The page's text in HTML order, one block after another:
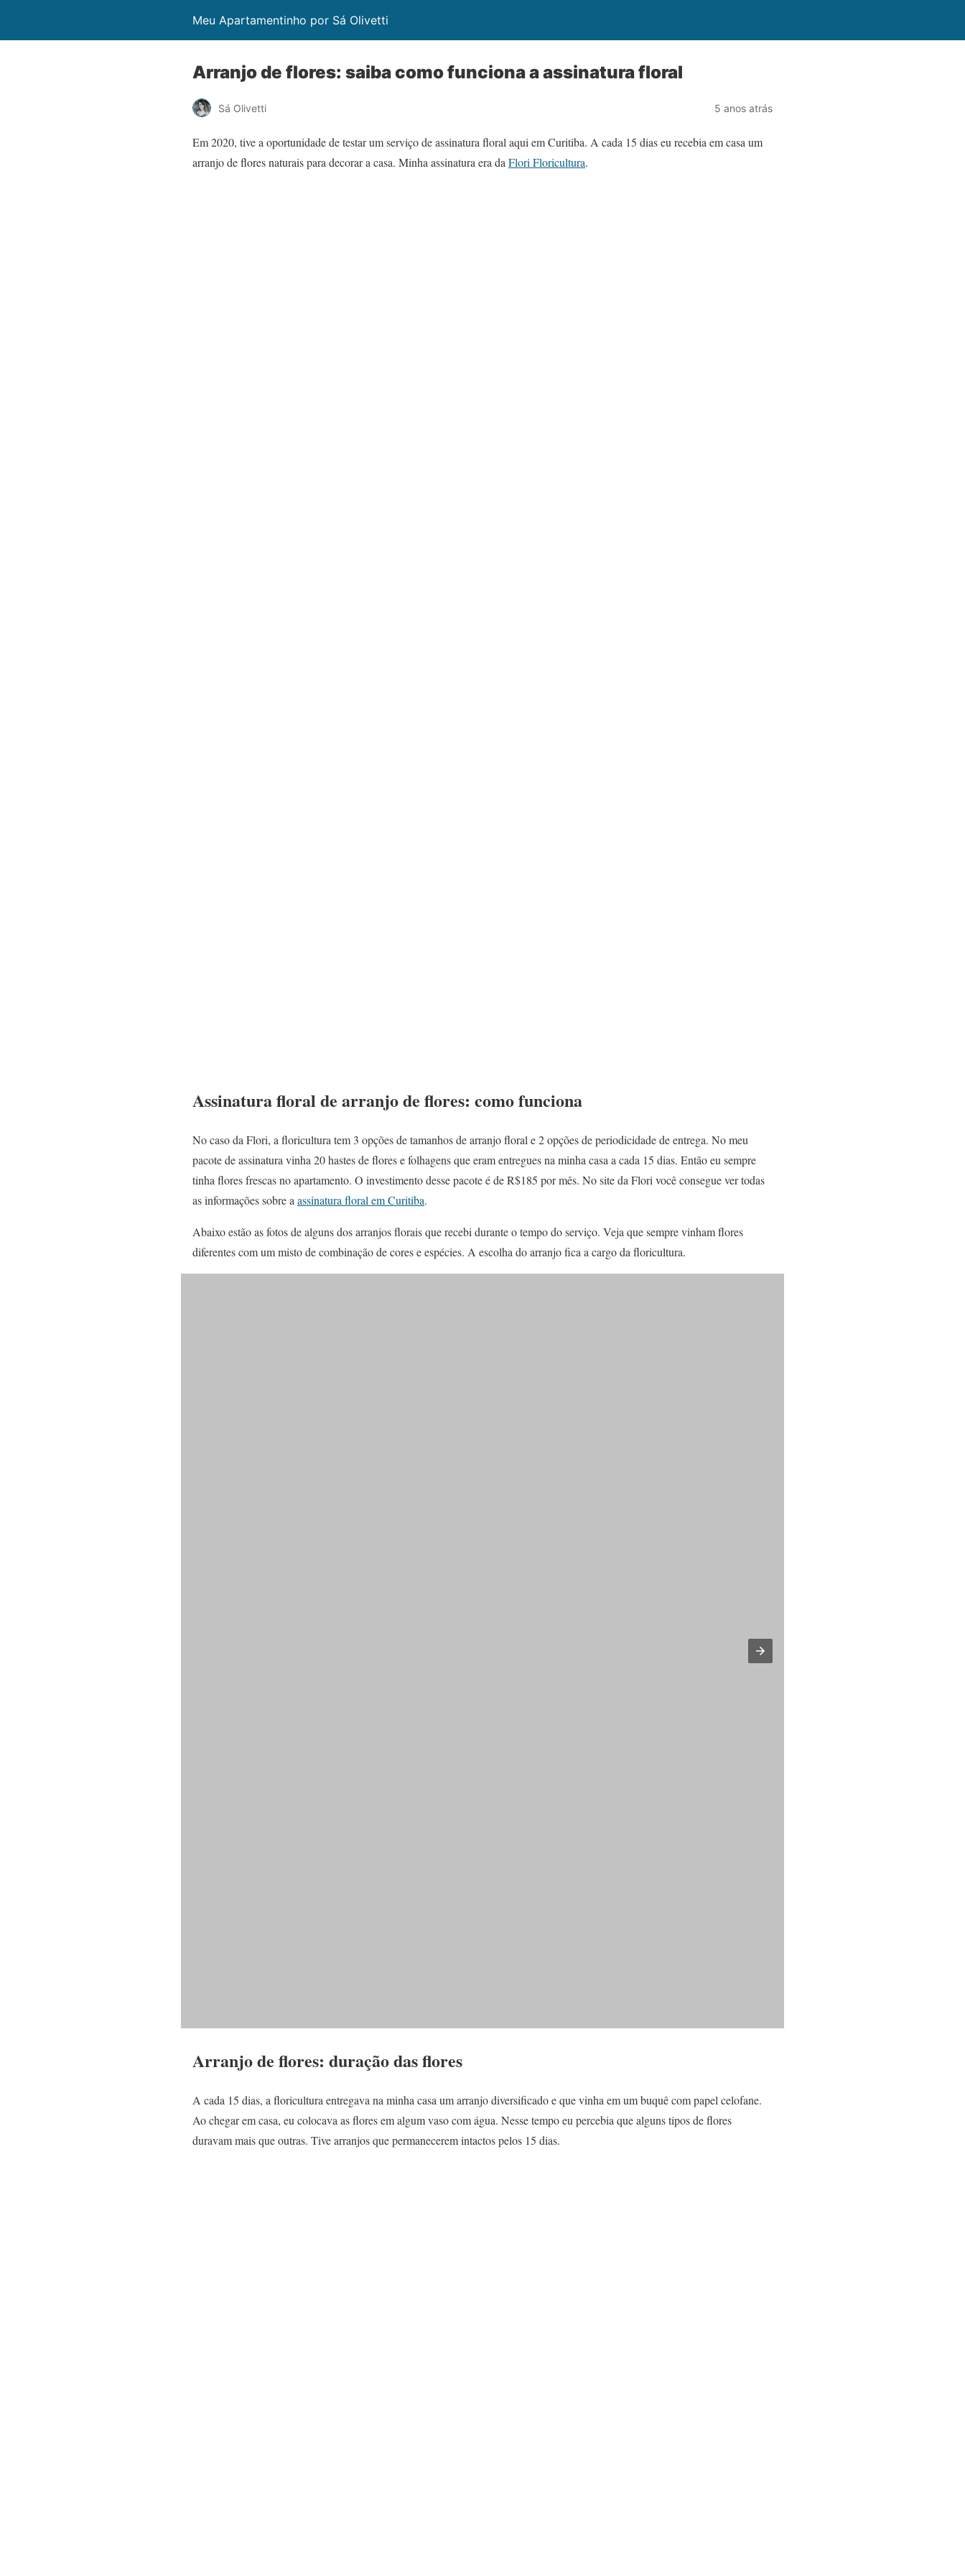
Meu Apartamentinho por Sá Olivetti
Arranjo de flores: saiba como funciona a assinatura floral
Sá Olivetti 5 anos atrás
Em 2020, tive a oportunidade de testar um serviço de assinatura floral aqui em Curitiba. A cada 15 dias eu recebia em casa um
arranjo de flores naturais para decorar a casa. Minha assinatura era da Flori Floricultura.
Assinatura floral de arranjo de flores: como funciona
No caso da Flori, a floricultura tem 3 opções de tamanhos de arranjo floral e 2 opções de periodicidade de entrega. No meu
pacote de assinatura vinha 20 hastes de flores e folhagens que eram entregues na minha casa a cada 15 dias. Então eu sempre
tinha flores frescas no apartamento. O investimento desse pacote é de R$185 por mês. No site da Flori você consegue ver todas
as informações sobre a assinatura floral em Curitiba.
Abaixo estão as fotos de alguns dos arranjos florais que recebi durante o tempo do serviço. Veja que sempre vinham flores
diferentes com um misto de combinação de cores e espécies. A escolha do arranjo fica a cargo da floricultura.
Arranjo de flores: duração das flores
A cada 15 dias, a floricultura entregava na minha casa um arranjo diversificado e que vinha em um buquê com papel celofane.
Ao chegar em casa, eu colocava as flores em algum vaso com água. Nesse tempo eu percebia que alguns tipos de flores
duravam mais que outras. Tive arranjos que permanecerem intactos pelos 15 dias.